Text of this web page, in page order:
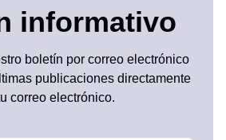
informativo
boletín por correo electrónico
publicaciones directamente
correo electrónico.